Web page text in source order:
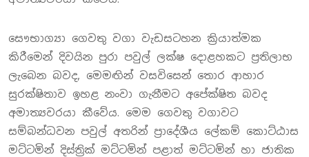
සෞභාග්‍යා ගෙවතු වගා වැඩසටහන ක්‍රියාත්මක
කිරීමෙන් දිවයින පුරා පවුල් ලක්ෂ දොළහකට ප්‍රතිලාභ
ලැබෙන බවද, මෙමඟින් වසවිසෙන් තොර ආහාර
සුරක්ෂිතාව ඉහළ නංවා ගැනීමට අපේක්ෂිත බවද
අමාත්‍යවරයා කීවේය. මෙම ගෙවතු වගාවට
සම්බන්ධවන පවුල් අතරින් ප්‍රාදේශීය ලේකම් කොට්ඨාස
මට්ටමින් දිස්ත්‍රික් මට්ටමින් පළාත් මට්ටමින් හා ජාතික